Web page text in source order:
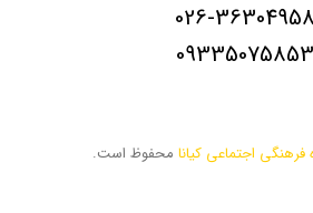
026-36304958
09335075853
فرهنگی اجتماعی کیانا محفوظ است.